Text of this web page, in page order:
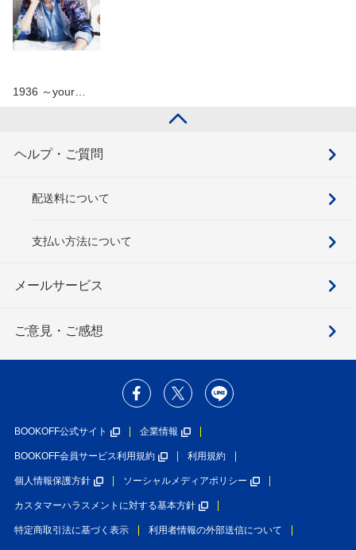
1936 ～your…
ヘルプ・ご質問
配送料について
支払い方法について
メールサービス
ご意見・ご感想
BOOKOFF公式サイト 企業情報
BOOKOFF会員サービス利用規約 利用規約
個人情報保護方針 ソーシャルメディアポリシー
カスタマーハラスメントに対する基本方針
特定商取引法に基づく表示 利用者情報の外部送信について